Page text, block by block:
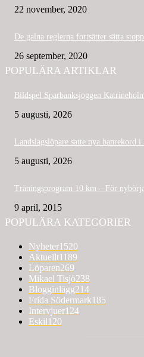
22 november, 2020
De galna reglerna fortsätter sätta
26 september, 2020
POPULÄRA ARTIKLAR
Bildspel Sparbanksjoggen
5 augusti, 2026
Landslagslöpare satte nya banrekord
5 augusti, 2026
Träningsprogram 10 km – För
9 april, 2015
POPULÄRA KATEGORIER
Nyheter1520
Aktuellt1189
Löparen269
Mikael Tisjö238
Blogginlägg214
Frida Södermark185
Intervjuer124
Eskil120